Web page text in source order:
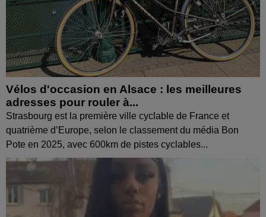
Vélos d'occasion en Alsace : les meilleures
adresses pour rouler à...
Strasbourg est la première ville cyclable de France et
quatrième d’Europe, selon le classement du média Bon
Pote en 2025, avec 600km de pistes cyclables...